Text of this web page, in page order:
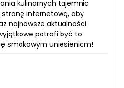
kulinarnych tajemnic
stronę internetową, aby
najnowsze aktualności.
potrafi być to
smakowym uniesieniom!